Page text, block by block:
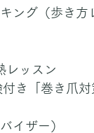
ング（歩き方
レッスン
き「巻き爪対
イザー）